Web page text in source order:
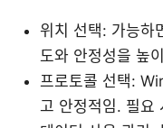
위치 선택: 가능하
도와 안정성을 높
프로토콜 선택:
고 안정적임. 필요